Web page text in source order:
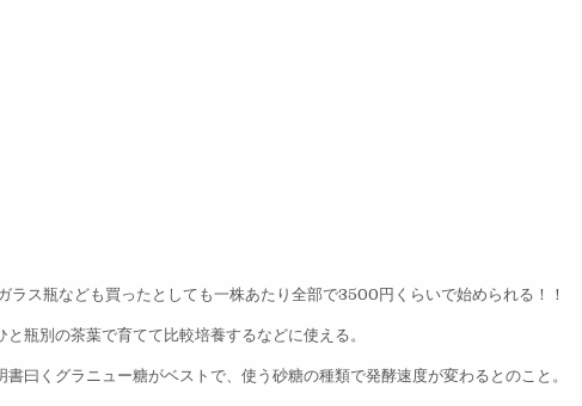
ス瓶なども買ったとしても一株あたり全部で3500円くらいで始められる！！
瓶別の茶葉で育てて比較培養するなどに使える。
曰くグラニュー糖がベストで、使う砂糖の種類で発酵速度が変わるとのこと。